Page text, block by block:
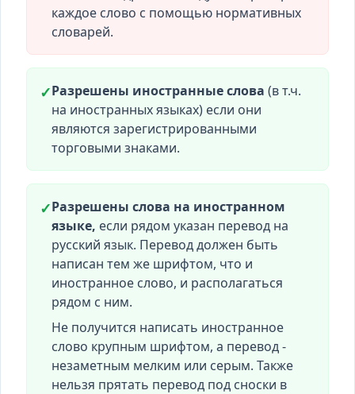
каждое слово с помощью нормативных
словарей.
✓Разрешены иностранные слова (в т.ч.
на иностранных языках) если они
являются зарегистрированными
торговыми знаками.
✓Разрешены слова на иностранном
языке, если рядом указан перевод на
русский язык. Перевод должен быть
написан тем же шрифтом, что и
иностранное слово, и располагаться
рядом с ним.
Не получится написать иностранное
слово крупным шрифтом, а перевод -
незаметным мелким или серым. Также
нельзя прятать перевод под сноски в